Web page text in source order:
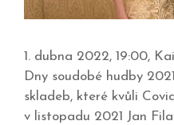
1. dubna 2022, 19:00,
Dny soudobé hudby
skladeb, které kvůli
v listopadu 2021 Jan